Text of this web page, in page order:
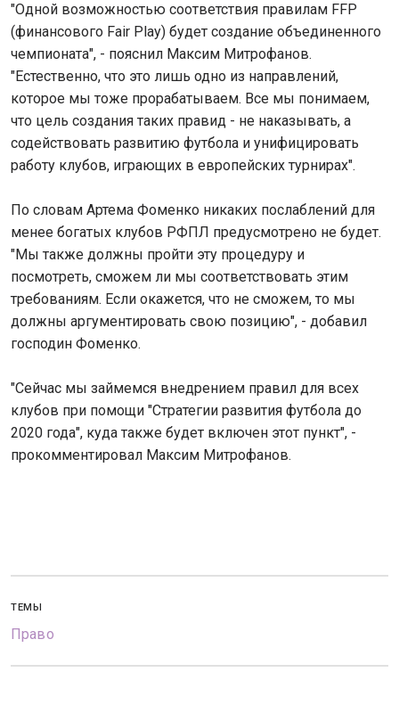
"Одной возможностью соответствия правилам FFP
(финансового Fair Play) будет создание объединенного
чемпионата", - пояснил Максим Митрофанов.
"Естественно, что это лишь одно из направлений,
которое мы тоже прорабатываем. Все мы понимаем,
что цель создания таких правид - не наказывать, а
содействовать развитию футбола и унифицировать
работу клубов, играющих в европейских турнирах".
По словам Артема Фоменко никаких послаблений для
менее богатых клубов РФПЛ предусмотрено не будет.
"Мы также должны пройти эту процедуру и
посмотреть, сможем ли мы соответствовать этим
требованиям. Если окажется, что не сможем, то мы
должны аргументировать свою позицию", - добавил
господин Фоменко.
"Сейчас мы займемся внедрением правил для всех
клубов при помощи "Стратегии развития футбола до
2020 года", куда также будет включен этот пункт", -
прокомментировал Максим Митрофанов.
ТЕМЫ
Право